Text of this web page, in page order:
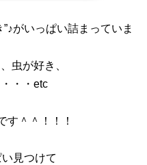
がいっぱい詰まっていま
虫が好き、
・・etc
す＾＾！！！
見つけて